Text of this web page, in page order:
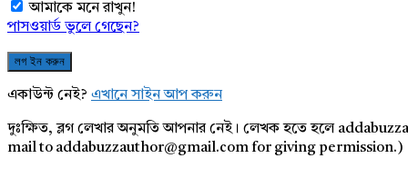
আমাকে মনে রাখুন!
পাসওয়ার্ড ভুলে গেছেন?
একাউন্ট নেই? এখানে সাইন আপ করুন
দুঃক্ষিত, ব্লগ লেখার অনুমতি আপনার নেই। লেখক হতে হলে
mail to addabuzzauthor@gmail.com for giving permission.)